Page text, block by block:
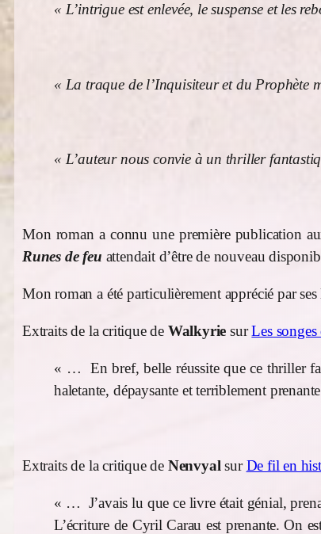
« L’intrigue est enlevée, le suspense et les
« La traque de l’Inquisiteur et du Prophète
« L’auteur nous convie à un thriller
Mon roman a connu une première publication
Runes de feu attendait d’être de nouveau
Mon roman a été particulièrement apprécié par
Extraits de la critique de Walkyrie surLes
« … En bref, belle réussite que ce thriller
haletante, dépaysante et terriblement
Extraits de la critique de NenvyalsurDe fil en
« … J’avais lu que ce livre était génial,
L’écriture de Cyril Carau est prenante. On